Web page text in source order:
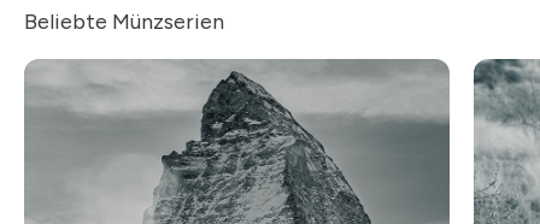
Beliebte Münzserien